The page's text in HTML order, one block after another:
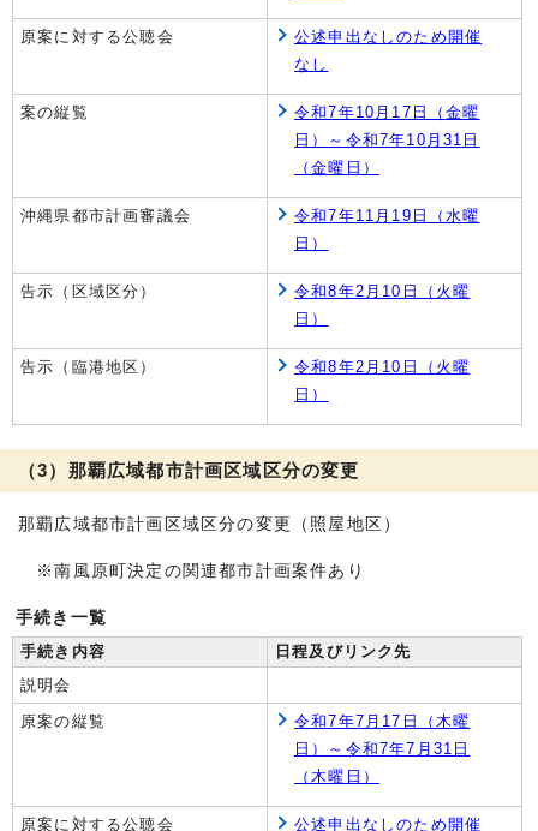
原案に対する公聴会
公述申出なしのため開催
なし
案の縦覧
令和7年10月17日（金曜
日）～令和7年10月31日
（金曜日）
沖縄県都市計画審議会
令和7年11月19日（水曜
日）
告示（区域区分）
令和8年2月10日（火曜
日）
告示（臨港地区）
令和8年2月10日（火曜
日）
（3）那覇広域都市計画区域区分の変更
那覇広域都市計画区域区分の変更（照屋地区）
※南風原町決定の関連都市計画案件あり
手続き一覧
手続き内容
日程及びリンク先
説明会
原案の縦覧
令和7年7月17日（木曜
日）～令和7年7月31日
（木曜日）
原案に対する公聴会 公述申出なしのため開催